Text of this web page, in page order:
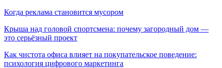
Когда реклама становится мусором
Крыша над головой спортсмена: почему загородный дом —
это серьёзный проект
Как чистота офиса влияет на покупательское поведение:
психология цифрового маркетинга